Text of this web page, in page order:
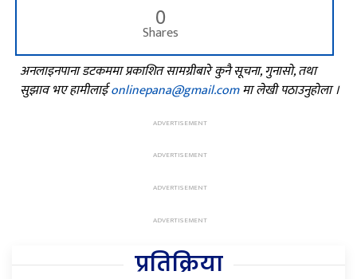
0
Shares
अनलाइनपाना डटकममा प्रकाशित सामग्रीबारे कुनै सूचना, गुनासो, तथा
सुझाव भए हामीलाईonlinepana@gmail.comमा लेखी पठाउनुहोला ।
प्रतिक्रिया